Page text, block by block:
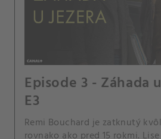
Episode 3 - Záhada
E3
Remi Bouchard je zatknutý
rovnako ako pred 15 rokmi.